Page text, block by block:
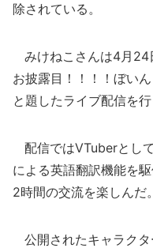
除されている。
みけねこさんは4月24
お披露目！！！！ぼい
と題したライブ配信を行
配信ではVTuberとし
による英語翻訳機能を
2時間の交流を楽しんだ。
公開されたキャラクタ